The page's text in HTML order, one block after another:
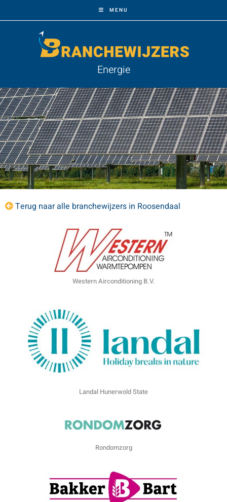
MENU
Energie
Terug naar alle branchewijzers in Roosendaal
Western Airconditioning B.V.
Landal Hunerwold State
Rondomzorg